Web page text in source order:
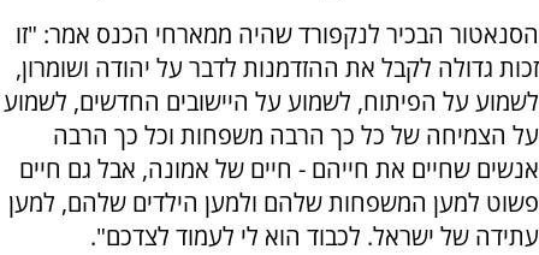
הסנאטור הבכיר לנקפורד שהיה ממארחי הכנס אמר: "​זו
זכות גדולה לקבל את ההזדמנות לדבר על יהודה ושומרון,
לשמוע על הפיתוח, לשמוע על היישובים החדשים, לשמוע
על הצמיחה של כל כך הרבה משפחות וכל כך הרבה
אנשים שחיים את חייהם - חיים של אמונה, אבל גם חיים
פשוט למען המשפחות שלהם ולמען הילדים שלהם, למען
עתידה של ישראל. לכבוד הוא לי לעמוד לצדכם".